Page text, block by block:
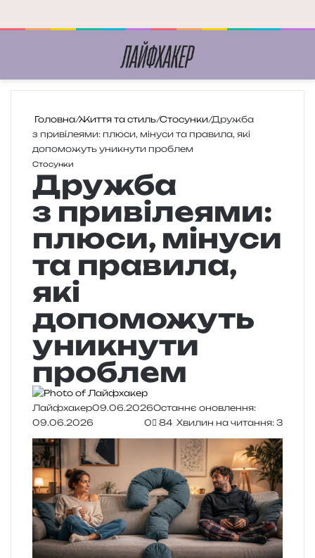
Головна/Життя та стиль/Стосунки/Дружба
з привілеями: плюси, мінуси та правила, які
допоможуть уникнути проблем
Стосунки
Дружба
з привілеями:
плюси, мінуси
та правила,
які
допоможуть
уникнути
проблем
Лайфхакер09.06.2026Останнє оновлення:
09.06.2026
0 84 Хвилин на читання: 3